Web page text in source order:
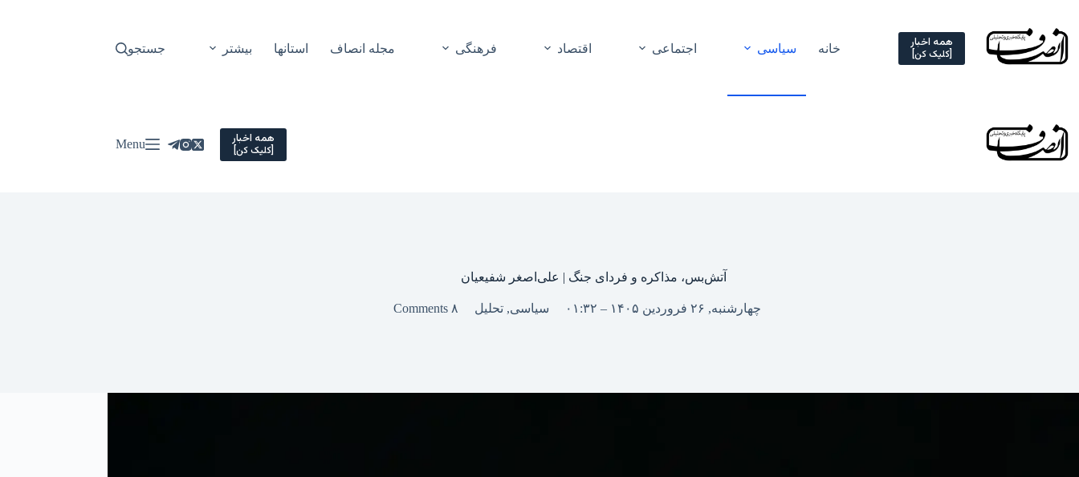
content
همه اخبار
[کلیک کن] خانه سیاسی اجتماعی اقتصاد فرهنگی مجله انصاف استانها بیشتر جستجو
همه اخبار
[کلیک کن] Menu
آتش‌بس، مذاکره و فردای جنگ | علی‌اصغر شفیعیان
چهارشنبه, ۲۶ فروردین ۱۴۰۵ – ۰۱:۳۲ سیاسی, تحلیل ۸ Comments